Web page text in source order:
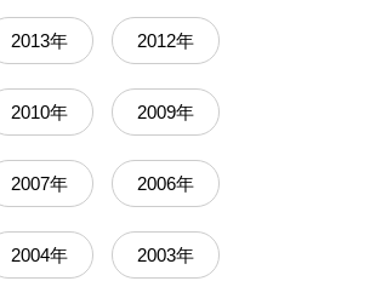
2013年 2012年
2010年 2009年
2007年 2006年
2004年 2003年